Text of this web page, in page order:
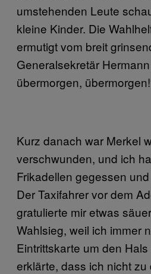
umstehenden Leute
kleine Kinder. Die
ermutigt vom breit
Generalsekretär
übermorgen,
Kurz danach war Merkel
verschwunden, und ich
Frikadellen gegessen
Der Taxifahrer vor dem
gratulierte mir etwas
Wahlsieg, weil ich immer
Eintrittskarte um den
erklärte, dass ich nicht zu